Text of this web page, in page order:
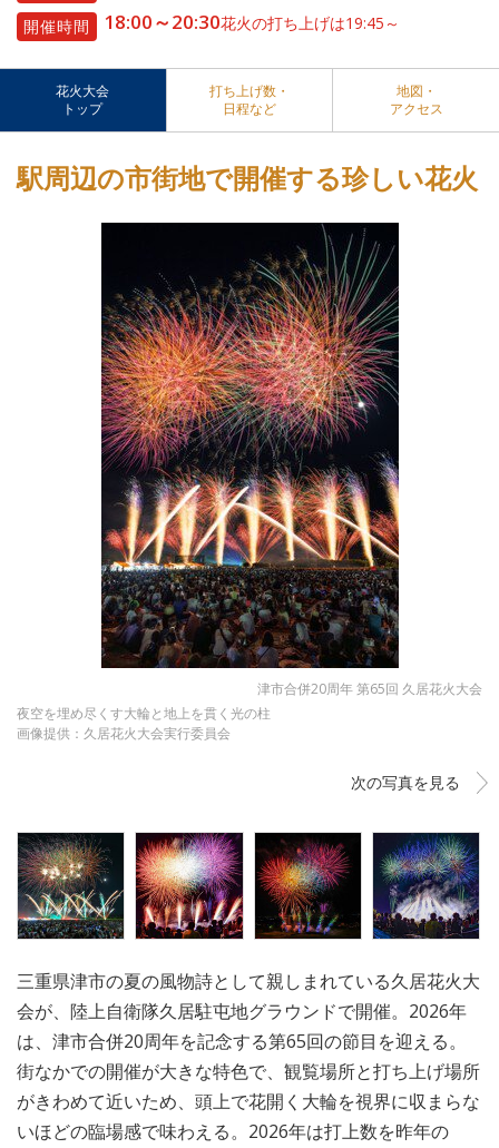
開催時間 18:00～20:30花火の打ち上げは19:45～
花火大会
トップ
打ち上げ数・
日程など
地図・
アクセス
駅周辺の市街地で開催する珍しい花火
津市合併20周年 第65回 久居花火大会
夜空を埋め尽くす大輪と地上を貫く光の柱
画像提供：久居花火大会実行委員会
次の写真を見る
三重県津市の夏の風物詩として親しまれている久居花火大
会が、陸上自衛隊久居駐屯地グラウンドで開催。2026年
は、津市合併20周年を記念する第65回の節目を迎える。
街なかでの開催が大きな特色で、観覧場所と打ち上げ場所
がきわめて近いため、頭上で花開く大輪を視界に収まらな
いほどの臨場感で味わえる。2026年は打上数を昨年の